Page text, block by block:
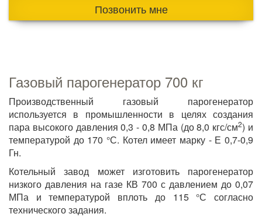
Позвонить мне
Газовый парогенератор 700 кг
Производственный газовый парогенератор
используется в промышленности в целях создания
пара высокого давления 0,3 - 0,8 МПа (до 8,0 кгс/см2) и
температурой до 170 °С. Котел имеет марку - Е 0,7-0,9
Гн.
Котельный завод может изготовить парогенератор
низкого давления на газе КВ 700 с давлением до 0,07
МПа и температурой вплоть до 115 °С согласно
технического задания.